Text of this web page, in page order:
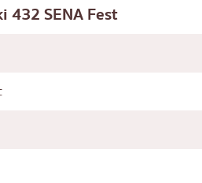
432 SENA Fest